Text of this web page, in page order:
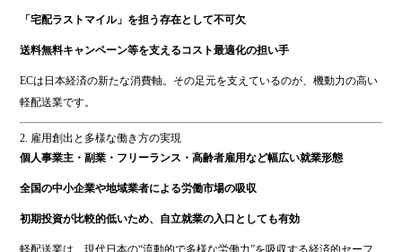
「宅配ラストマイル」を担う存在として不可欠
送料無料キャンペーン等を支えるコスト最適化の担い手
ECは日本経済の新たな消費軸。その足元を支えているのが、機動力の高い
軽配送業です。
2. 雇用創出と多様な働き方の実現
個人事業主・副業・フリーランス・高齢者雇用など幅広い就業形態
全国の中小企業や地域業者による労働市場の吸収
初期投資が比較的低いため、自立就業の入口としても有効